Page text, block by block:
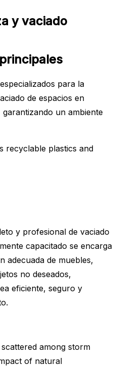
y vaciado
para la
de espacios en
un ambiente
y profesional de vaciado
capacitado se encarga
adecuada de muebles,
no deseados,
eficiente, seguro y